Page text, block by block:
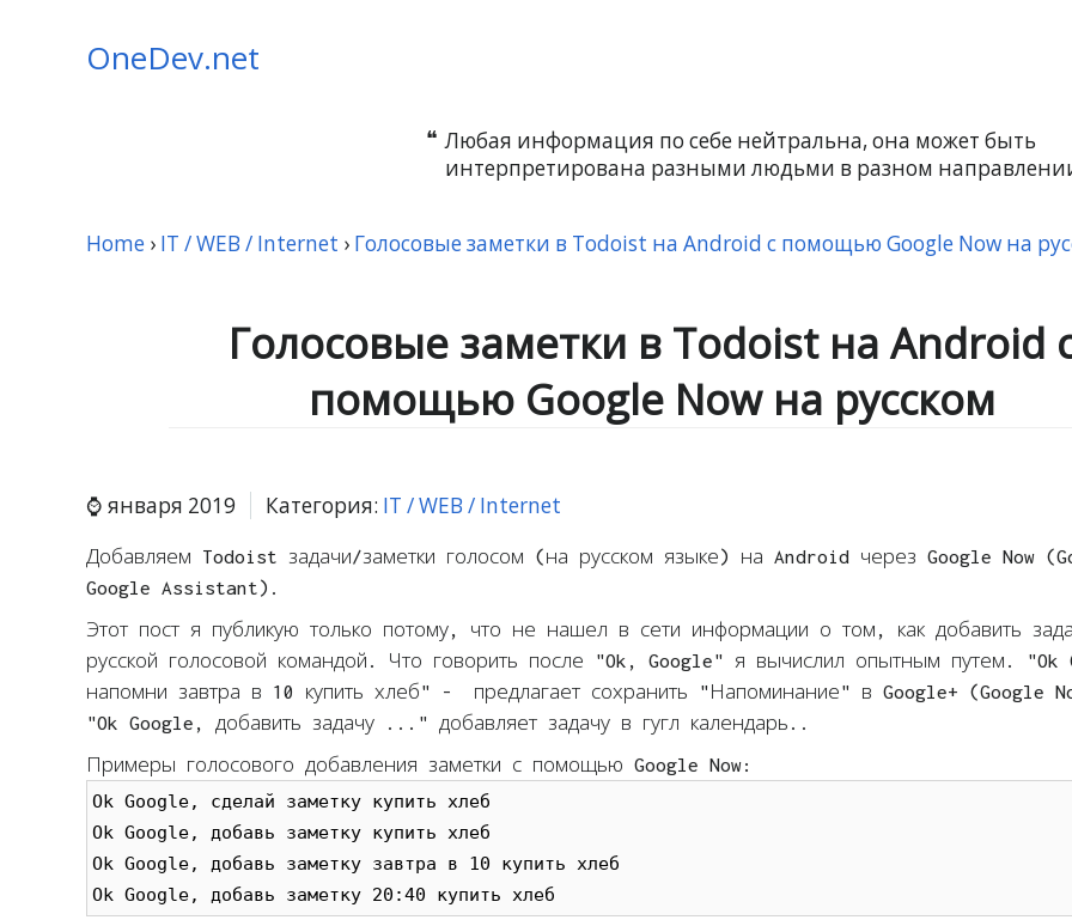
OneDev.net
Любая информация по себе нейтральна, она может быть
интерпретирована разными людьми в разном
Home › IT / WEB / Internet › Голосовые заметки в Todoist на Android с помощью Google Now на
Голосовые заметки в Todoist на Android
помощью Google Now на русском
января 2019 Категория: IT / WEB / Internet
Добавляем Todoist задачи/заметки голосом (на русском языке) на Android через Google Now
Google Assistant).
Этот пост я публикую только потому, что не нашел в сети информации о том, как добавить
русской голосовой командой. Что говорить после "Ok, Google" я вычислил опытным путем. "Ok
напомни завтра в 10 купить хлеб" - предлагает сохранить "Напоминание" в Google+ (Google
"Ok Google, добавить задачу ..." добавляет задачу в гугл календарь..
Примеры голосового добавления заметки с помощью Google Now:
Ok Google, сделай заметку купить хлеб
Ok Google, добавь заметку купить хлеб
Ok Google, добавь заметку завтра в 10 купить хлеб
Ok Google, добавь заметку 20:40 купить хлеб